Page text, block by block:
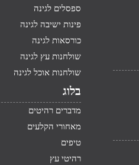
ספסלים לגינה
פינות ישיבה לגינה
כורסאות לגינה
שולחנות עץ לגינה
שולחנות אוכל לגינה
בלוג
מדברים רהיטים
מאחורי הקלעים
טיפים
רהיטי עץ